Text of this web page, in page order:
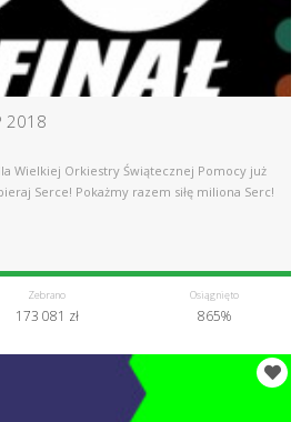
2018
Wielkiej Orkiestry Świątecznej Pomocy już
Serce! Pokażmy razem siłę miliona Serc!
Zebrano
173 081 zł
Osiągnięto
865%